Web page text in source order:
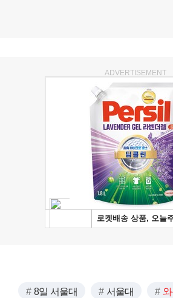
ADVERTISEMENT
8일 서울대 서울대